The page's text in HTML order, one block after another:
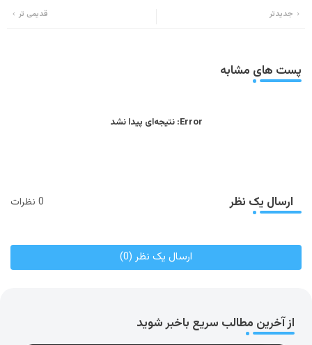
جدیدتر قدیمی تر
پست های مشابه
Error: نتیجه‌ای پیدا نشد
ارسال یک نظر 0 نظرات
ارسال یک نظر (0)
از آخرین مطالب سریع باخبر شوید